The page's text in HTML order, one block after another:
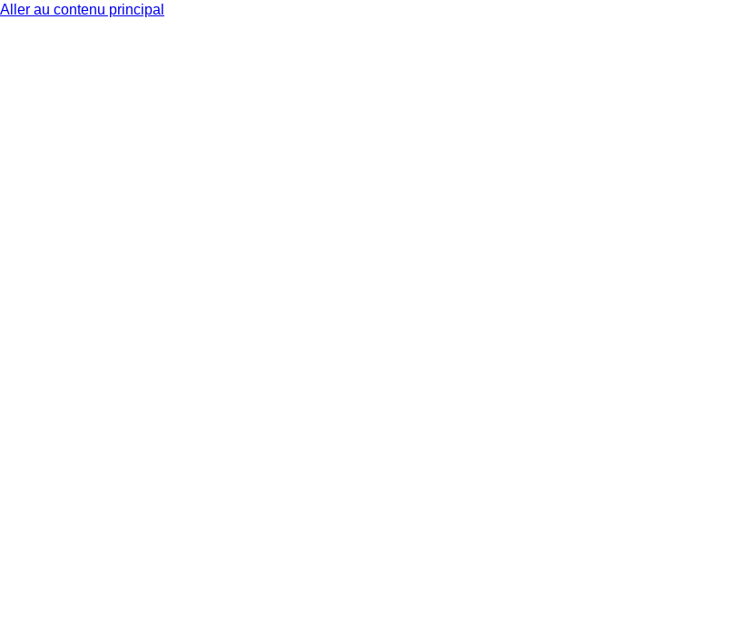
Aller au contenu principal